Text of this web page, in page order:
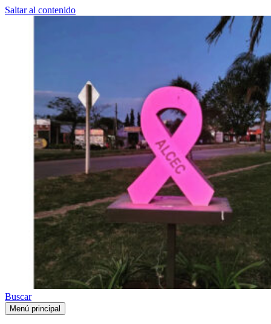
Saltar al contenido
Buscar
Menú principal